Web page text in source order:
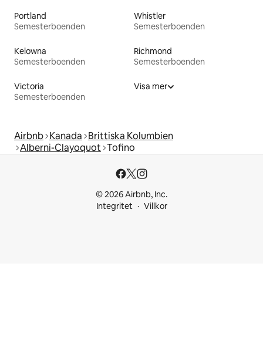
Portland
Semesterboenden
Whistler
Semesterboenden
Kelowna
Semesterboenden
Richmond
Semesterboenden
Victoria
Semesterboenden
Visa mer
Airbnb Kanada Brittiska Kolumbien
Alberni-Clayoquot Tofino
© 2026 Airbnb, Inc.
Integritet
Villkor